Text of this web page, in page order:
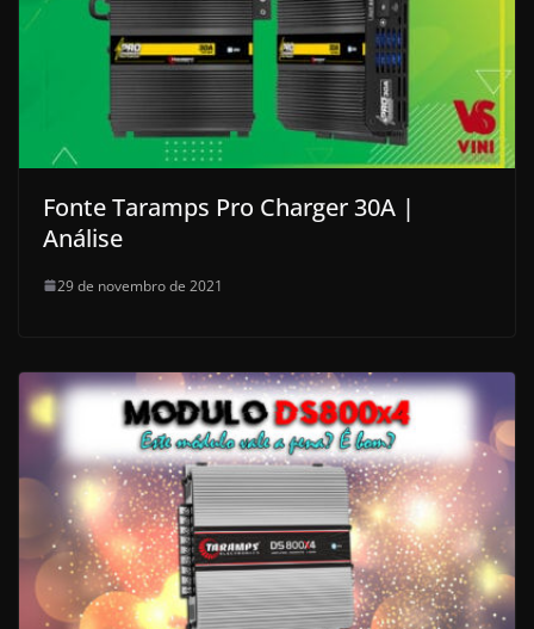
Fonte Taramps Pro Charger 30A |
Análise
29 de novembro de 2021